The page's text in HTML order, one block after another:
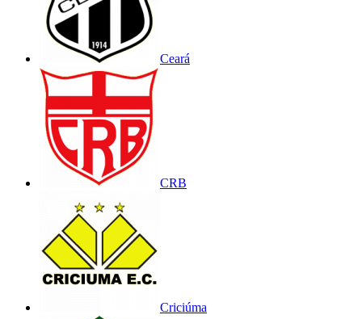
Ceará
CRB
Criciúma